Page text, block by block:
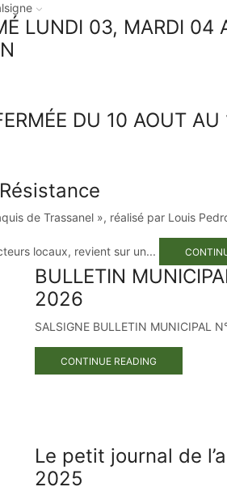
LUNDI 03, MARDI 04
DU 10 AOUT
de Trassanel », réalisé par Louis
locaux, revient sur un...
BULLETIN
2026
SALSIGNE BULLETIN MUNICIPAL
CONTINUE READING
Le petit journal de
2025